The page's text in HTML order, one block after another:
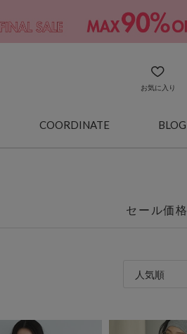
お気に入り
COORDINATE BLOG
セール価格
人気順